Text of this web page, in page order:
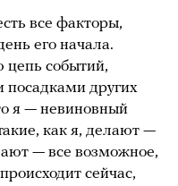
все факторы,
его начала.
цепь событий,
посадками других
я — невиновный
как я, делают —
— все возможное,
сейчас,